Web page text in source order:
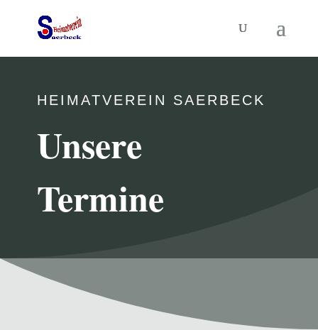
HEIMATVEREIN SAERBECK
Unsere
Termine